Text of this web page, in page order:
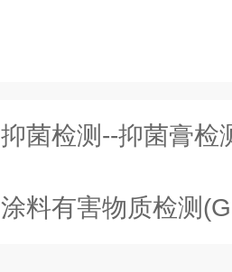
抑菌检测--抑菌膏检
涂料有害物质检测